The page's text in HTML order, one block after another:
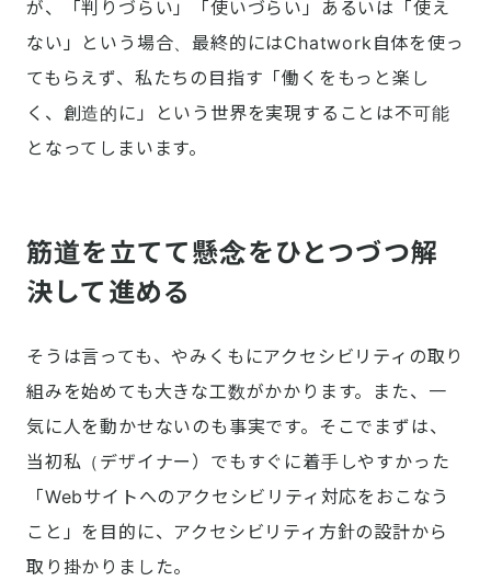
が、「判りづらい」「使いづらい」あるいは「使え
ない」という場合、最終的にはChatwork自体を使っ
てもらえず、私たちの目指す「働くをもっと楽し
く、創造的に」という世界を実現することは不可能
となってしまいます。
筋道を立てて懸念をひとつづつ解
決して進める
そうは言っても、やみくもにアクセシビリティの取り
組みを始めても大きな工数がかかります。また、一
気に人を動かせないのも事実です。そこでまずは、
当初私（デザイナー）でもすぐに着手しやすかった
「Webサイトへのアクセシビリティ対応をおこなう
こと」を目的に、アクセシビリティ方針の設計から
取り掛かりました。